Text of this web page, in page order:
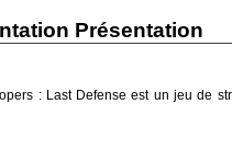
Présentation
: Last Defense est un jeu de